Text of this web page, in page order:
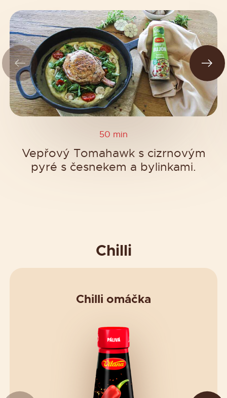
50 min
Vepřový Tomahawk s cizrnovým
pyré s česnekem a bylinkami.
Chilli
Chilli omáčka